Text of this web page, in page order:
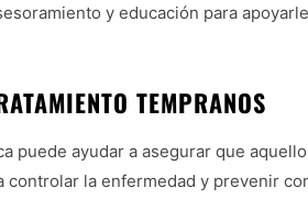
y educación para
TEMPRANOS
puede ayudar a asegurar que
la enfermedad y prevenir